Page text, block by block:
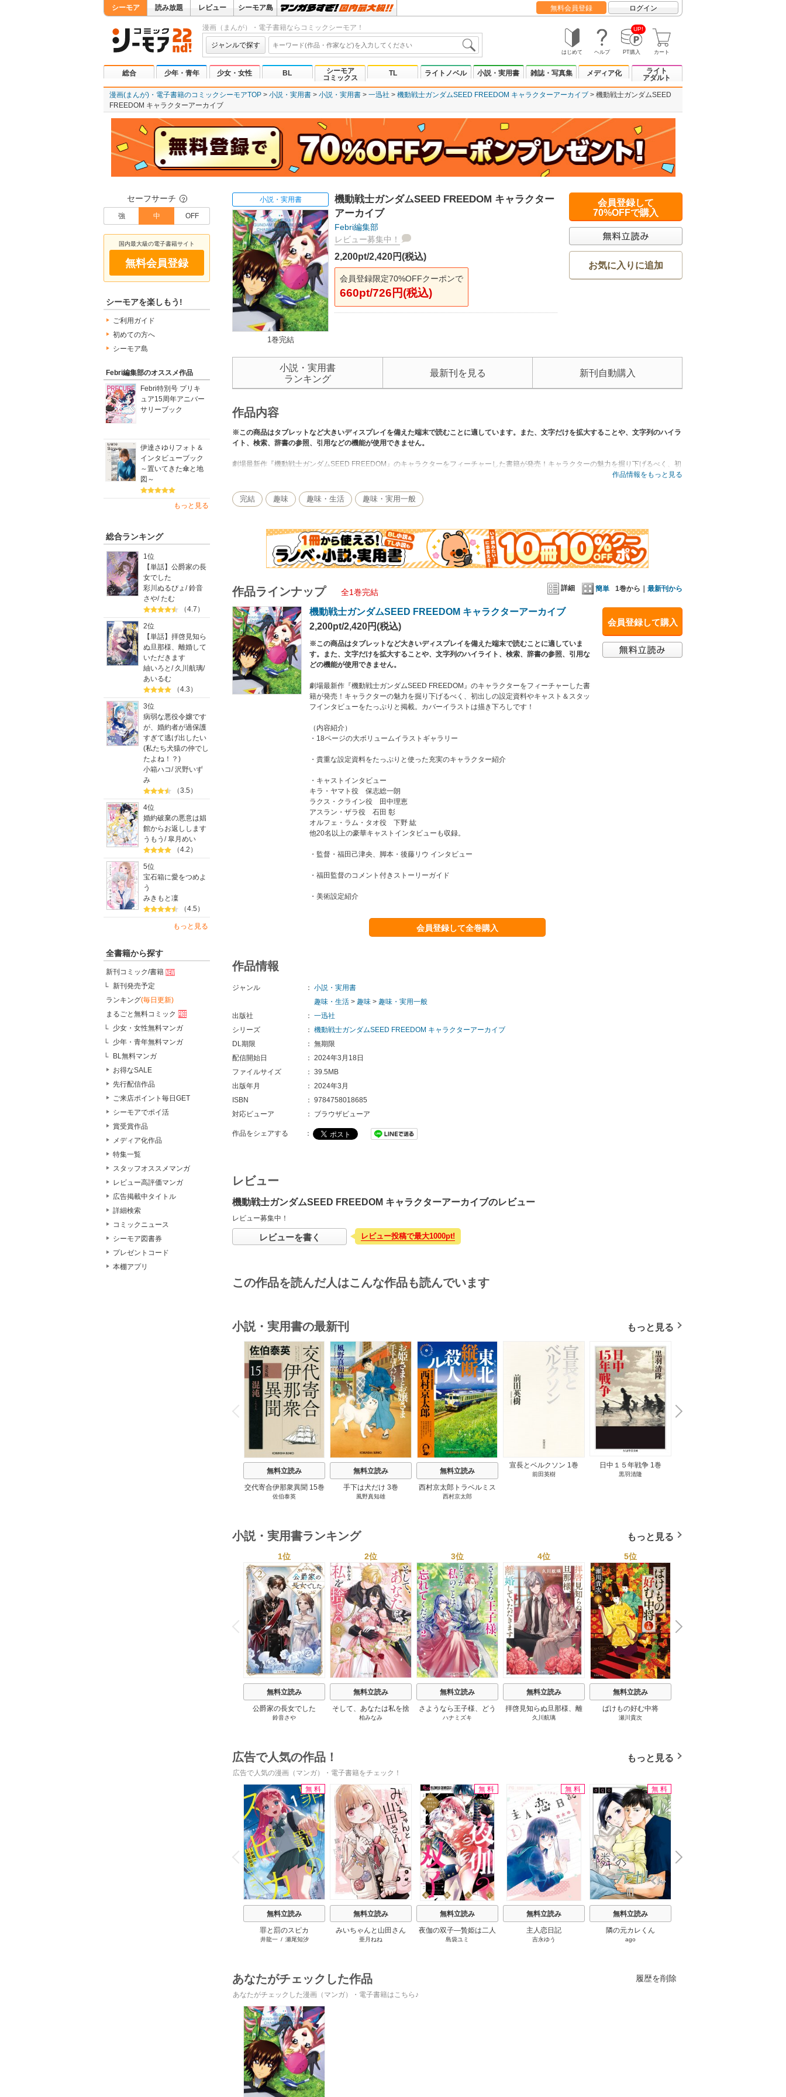
シーモア 読み放題 レビュー シーモア島 無料会員登録 ログイン
漫画（まんが）・電子書籍ならコミックシーモア！
ジャンルで探す
はじめて ヘルプ
UP!
PT購入 カート
総合 少年・青年 少女・女性 BL
シーモア
コミックス
TL ライトノベル 小説・実用書 雑誌・写真集 メディア化
ライト
アダルト
漫画(まんが)・電子書籍のコミックシーモアTOP 小説・実用書 小説・実用書 一迅社 機動戦士ガンダムSEED FREEDOM キャラクターアーカイブ
機動戦士ガンダムSEED
FREEDOM キャラクターアーカイブ
セーフサーチ ？
強 中 OFF
国内最大級の電子書籍サイト
無料会員登録
シーモアを楽しもう!
ご利用ガイド
初めての方へ
シーモア島
Febri編集部のオススメ作品
Febri特別号 プリキ
ュア15周年アニバー
サリーブック
伊達さゆりフォト＆
インタビューブック
～置いてきた傘と地
図～
もっと見る
総合ランキング
1位
【単話】公爵家の長
女でした
彩川ぬるぴょ /鈴音
さや/たむ
（4.7）
2位
【単話】拝啓見知ら
ぬ旦那様、離婚して
いただきます
紬いろと / 久川航璃/
あいるむ
（4.3）
3位
病弱な悪役令嬢です
が、婚約者が過保護
すぎて逃げ出したい
(私たち犬猿の仲でし
たよね！？)
小箱ハコ/沢野いず
み
（3.5）
4位
婚約破棄の悪意は娼
館からお返しします
うもう /皐月めい
（4.2）
5位
宝石箱に愛をつめよ
う
みきもと凜
（4.5）
もっと見る
全書籍から探す
新刊コミック/書籍
新刊発売予定
ランキング(毎日更新)
まるごと無料コミック
少女・女性無料マンガ
少年・青年無料マンガ
BL無料マンガ
お得なSALE
先行配信作品
ご来店ポイント毎日GET
シーモアでポイ活
賞受賞作品
メディア化作品
特集一覧
スタッフオススメマンガ
レビュー高評価マンガ
広告掲載中タイトル
詳細検索
コミックニュース
シーモア図書券
プレゼントコード
本棚アプリ
小説・実用書
1巻完結
機動戦士ガンダムSEED FREEDOM キャラクター
アーカイブ
Febri編集部
レビュー募集中！
2,200pt/2,420円(税込)
会員登録限定70%OFFクーポンで
660pt/726円(税込)
会員登録して
70%OFFで購入
お気に入りに追加
小説・実用書
ランキング
最新刊を見る 新刊自動購入
作品内容
※この商品はタブレットなど大きいディスプレイを備えた端末で読むことに適しています。また、文字だけを拡大することや、文字列のハイラ
イト、検索、辞書の参照、引用などの機能が使用できません。
劇場最新作『機動戦士ガンダムSEED FREEDOM』のキャラクターをフィーチャーした書籍が発売！キャラクターの魅力を掘り下げるべく、初
（内容紹介）
・18ページの大ボリュームイラストギャラリー
・貴重な設定資料をたっぷりと使った充実のキャラクター紹介
・キャストインタビュー
キラ・ヤマト役 保志総一朗
ラクス・クライン役 田中理恵
オルフェ・ラム・タオ役 下野 紘
・監督・福田己津央、脚本・後藤リウ インタビュー
・福田監督のコメント付きストーリーガイド
・美術設定紹介
作品情報をもっと見る
完結 趣味 趣味・生活 趣味・実用一般
詳細 簡単 1巻から｜ 最新刊から
作品ラインナップ 全1巻完結
会員登録して購入
機動戦士ガンダムSEED FREEDOM キャラクターアーカイブ
2,200pt/2,420円(税込)
※この商品はタブレットなど大きいディスプレイを備えた端末で読むことに適していま
す。また、文字だけを拡大することや、文字列のハイライト、検索、辞書の参照、引用な
どの機能が使用できません。
劇場最新作『機動戦士ガンダムSEED FREEDOM』のキャラクターをフィーチャーした書
籍が発売！キャラクターの魅力を掘り下げるべく、初出しの設定資料やキャスト＆スタッ
フインタビューをたっぷりと掲載。カバーイラストは描き下ろしです！
（内容紹介）
・18ページの大ボリュームイラストギャラリー
・貴重な設定資料をたっぷりと使った充実のキャラクター紹介
・キャストインタビュー
キラ・ヤマト役 保志総一朗
ラクス・クライン役 田中理恵
アスラン・ザラ役 石田 彰
オルフェ・ラム・タオ役 下野 紘
他20名以上の豪華キャストインタビューも収録。
・監督・福田己津央、脚本・後藤リウ インタビュー
・福田監督のコメント付きストーリーガイド
・美術設定紹介
会員登録して全巻購入
作品情報
ジャンル ： 小説・実用書
趣味・生活 > 趣味 > 趣味・実用一般
出版社
： 一迅社
シリーズ
： 機動戦士ガンダムSEED FREEDOM キャラクターアーカイブ
DL期限
： 無期限
配信開始日
： 2024年3月18日
ファイルサイズ
： 39.5MB
出版年月
： 2024年3月
ISBN
： 9784758018685
対応ビューア
： ブラウザビューア
作品をシェアする ：
レビュー
機動戦士ガンダムSEED FREEDOM キャラクターアーカイブのレビュー
レビュー募集中！
レビューを書く レビュー投稿で最大1000pt!
この作品を読んだ人はこんな作品も読んでいます
小説・実用書の最新刊 もっと見る
P
r
e
i
o
u
s
無料立読み
交代寄合伊那衆異聞 15巻
佐伯泰英
無料立読み
手下は犬だけ 3巻
風野真知雄
無料立読み
西村京太郎トラベルミス
テリー・セレクション 2
西村京太郎
宣長とベルクソン 1巻
前田英樹
日中１５年戦争 1巻
黒羽清隆
N
e
x
t
小説・実用書ランキング もっと見る
P
r
e
v
i
o
u
s
1位
無料立読み
公爵家の長女でした
鈴音さや
2位
無料立読み
そして、あなたは私を捨
てる
柏みなみ
3位
無料立読み
さようなら王子様、どう
か私のことは忘れてくだ
ハナミズキ
4位
無料立読み
拝啓見知らぬ旦那様、離
婚していただきます
久川航璃
5位
無料立読み
ばけもの好む中将
瀬川貴次
N
e
x
t
広告で人気の作品！ もっと見る
広告で人気の漫画（マンガ）・電子書籍をチェック！
P
r
e
v
i
o
u
s
無料
無料立読み
罪と罰のスピカ
井龍一/ 瀬尾知汐
無料立読み
みいちゃんと山田さん
亜月ねね
無料
無料立読み
夜伽の双子―贄姫は二人
の王子に愛される―
島袋ユミ
無料
無料立読み
主人恋日記
吉永ゆう
無料
無料立読み
隣の元カレくん
ago
N
x
t
あなたがチェックした作品 履歴を削除
あなたがチェックした漫画（マンガ）・電子書籍はこちら♪